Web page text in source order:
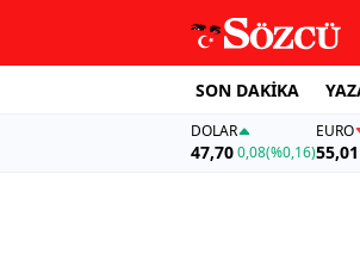
SON DAKİKA
DOLAR
47,700,08(%0,16)
EURO
55,01